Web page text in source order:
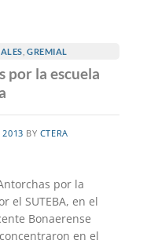
,GREMIAL
por la escuela
2013 BY CTERA
por la
el SUTEBA, en el
Bonaerense
en el